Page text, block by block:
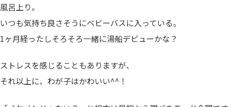
風呂上り。
いつも気持ち良さそうにベビーバスに入っている。
1ヶ月経ったしそろそろ一緒に湯船デビューかな？
ストレスを感じることもありますが、
それ以上に、わが子はかわいい^^！